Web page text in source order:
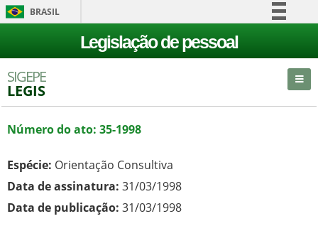
BRASIL
Simplifique!
Comunica BR
Legislação de pessoal
SIGEPE
LEGIS
Número do ato: 35-1998
Espécie: Orientação Consultiva
Data de assinatura: 31/03/1998
Data de publicação: 31/03/1998